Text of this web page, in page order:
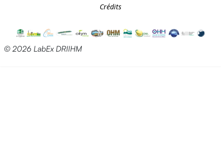
Crédits
© 2026 LabEx DRIIHM